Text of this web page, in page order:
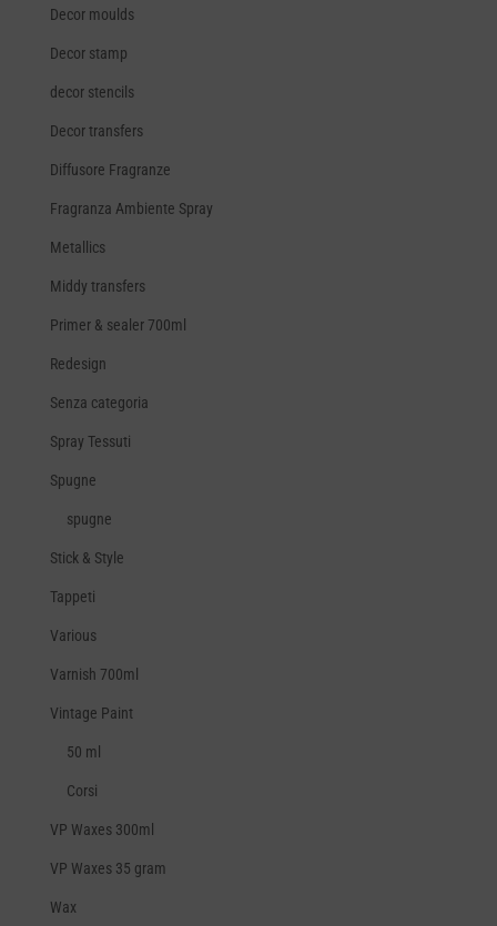
Decor moulds
Decor stamp
decor stencils
Decor transfers
Diffusore Fragranze
Fragranza Ambiente Spray
Metallics
Middy transfers
Primer & sealer 700ml
Redesign
Senza categoria
Spray Tessuti
Spugne
spugne
Stick & Style
Tappeti
Various
Varnish 700ml
Vintage Paint
50 ml
Corsi
VP Waxes 300ml
VP Waxes 35 gram
Wax